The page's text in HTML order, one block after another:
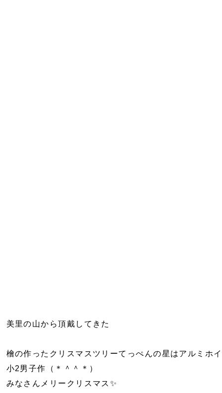
美里の山から頂戴してきた
檜の作ったクリスマスツリーてっぺんの星はアルミホ
小2男子作（＊＾＾＊）
みなさんメリークリスマス✨